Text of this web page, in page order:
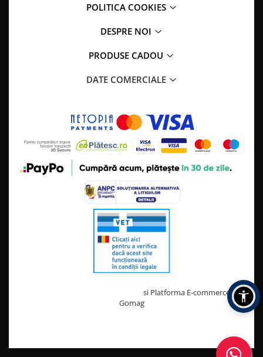
POLITICA COOKIES
DESPRE NOI
PRODUSE CADOU
DATE COMERCIALE
si Platforma E-commerce by
Gomag